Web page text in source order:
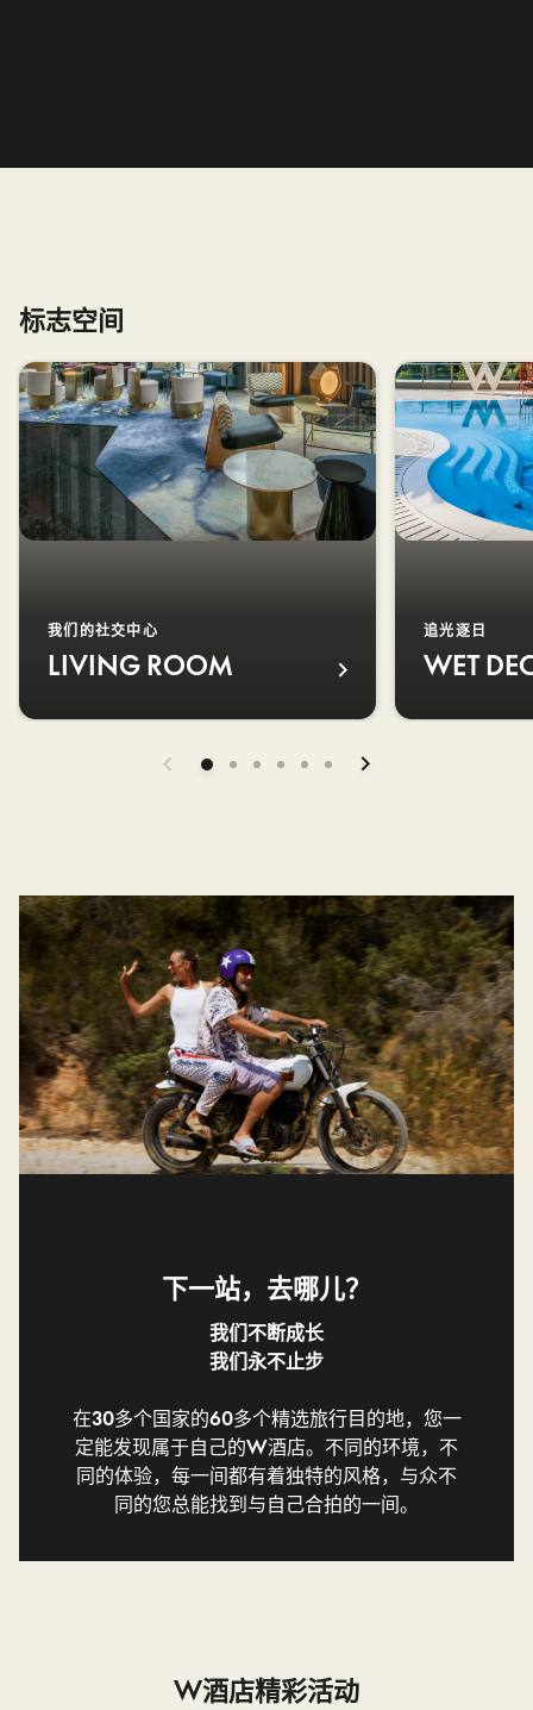
标志空间
跳过 标志空间 轮播 使用 6 张卡。
我们的社交中心
LIVING ROOM
追光逐日
WET
下一站，去哪儿？
我们不断成长
我们永不止步
在30多个国家的60多个精选旅行目的地，您一
定能发现属于自己的W酒店。不同的环境，不
同的体验，每一间都有着独特的风格，与众不
同的您总能找到与自己合拍的一间。
W酒店精彩活动